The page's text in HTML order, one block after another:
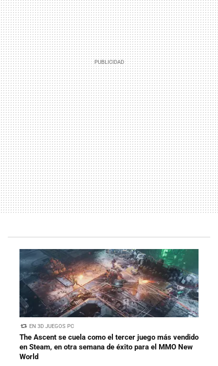
EN 3D JUEGOS PC
The Ascent se cuela como el tercer juego más vendido
en Steam, en otra semana de éxito para el MMO New
World